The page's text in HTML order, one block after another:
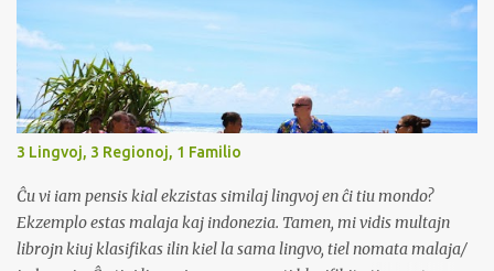
3 Lingvoj, 3 Regionoj, 1 Familio
Ĉu vi iam pensis kial ekzistas similaj lingvoj en ĉi tiu mondo?
Ekzemplo estas malaja kaj indonezia. Tamen, mi vidis multajn
librojn kiuj klasifikas ilin kiel la sama lingvo, tiel nomata malaja/